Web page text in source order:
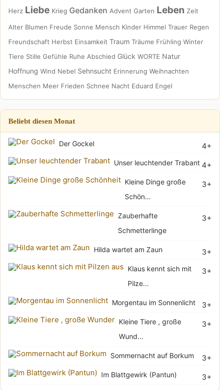
Herz Liebe Krieg Gedanken Advent Garten Leben Zeit
Alter Blumen Freude Sonne Mensch Kinder Himmel Trauer Regen
Freundschaft Herbst Einsamkeit Traum Träume Frühling Winter
Tiere Stille Gefühle Ruhe Abschied Glück WORTE Natur
Hoffnung Wind Nebel Sehnsucht Erinnerung Weihnachten
Menschen Meer Frieden Schnee Nacht Eduard Engel
Beliebt diesen Monat
4+
Der Gockel
4+
Unser leuchtender Trabant
3+
Kleine Dinge große
Schön...
3+
Zauberhafte
Schmetterlinge
3+
Hilda wartet am Zaun
3+
Klaus kennt sich mit
Pilze...
3+
Morgentau im Sonnenlicht
3+
Kleine Tiere , große
Wund...
3+
Sommernacht auf Borkum
3+
Im Blattgewirk (Pantun)